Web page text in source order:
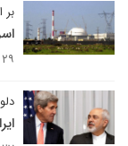
۲۹ خرداد ۱۳۹۴
ایران با 100